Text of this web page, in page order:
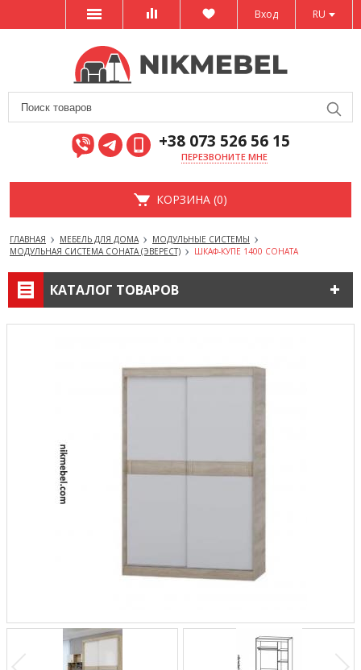
RU
Вход
+38 073 526 56 15
ПЕРЕЗВОНИТЕ МНЕ
КОРЗИНА (0)
ГЛАВНАЯ МЕБЕЛЬ ДЛЯ ДОМА
МОДУЛЬНЫЕ СИСТЕМЫ
МОДУЛЬНАЯ СИСТЕМА СОНАТА (ЭВЕРЕСТ)
ШКАФ-КУПЕ 1400 СОНАТА
КАТАЛОГ ТОВАРОВ